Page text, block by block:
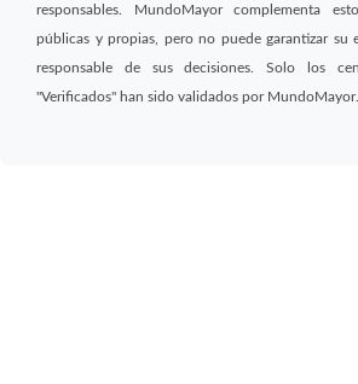
responsables. MundoMayor complementa
públicas y propias, pero no puede garantizar su
responsable de sus decisiones. Solo los
"Verificados" han sido validados por MundoMayor.